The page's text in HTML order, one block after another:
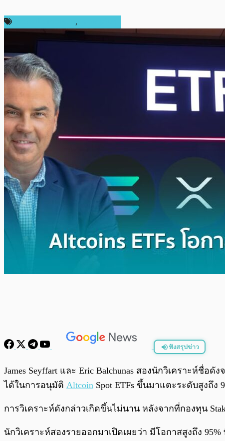
,
ฟังสรุปข่าว
พร้อมเล่น
James Seyffart และ Eric Balchunas สองนักวิเคราะห์ชื่
ได้ในการอนุมัติ Altcoin Spot ETFs ขึ้นมาแตะระดับสูงถึง
การวิเคราะห์ดังกล่าวเกิดขึ้นไม่นาน หลังจากที่กองทุน
นักวิเคราะห์สองรายออกมาเปิดเผยว่า มีโอกาสสูงถึง